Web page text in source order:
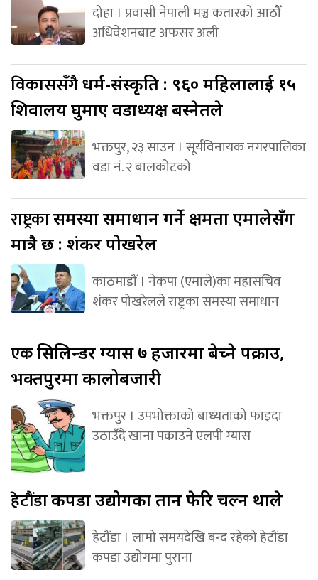
दोहा । प्रवासी नेपाली मञ्च कतारको आठौँ
अधिवेशनबाट अफसर अली
विकाससँगैधर्म-संस्कृति : ९६० महिलालाई १५
शिवालय घुमाए वडाध्यक्ष बस्नेतले
भक्तपुर, २३ साउन । सूर्यविनायक नगरपालिका
वडा नं. २ बालकोटको
राष्ट्रकासमस्या समाधान गर्ने क्षमता एमालेसँग
मात्रै छ : शंकर पोखरेल
काठमाडौं । नेकपा (एमाले)का महासचिव
शंकर पोखरेलले राष्ट्रका समस्या समाधान
एकसिलिन्डर ग्यास ७ हजारमा बेच्ने पक्राउ,
भक्तपुरमा कालोबजारी
भक्तपुर । उपभोक्ताको बाध्यताको फाइदा
उठाउँदै खाना पकाउने एलपी ग्यास
हेटौंडाकपडा उद्योगका तान फेरि चल्न थाले
हेटौंडा । लामो समयदेखि बन्द रहेको हेटौंडा
कपडा उद्योगमा पुराना